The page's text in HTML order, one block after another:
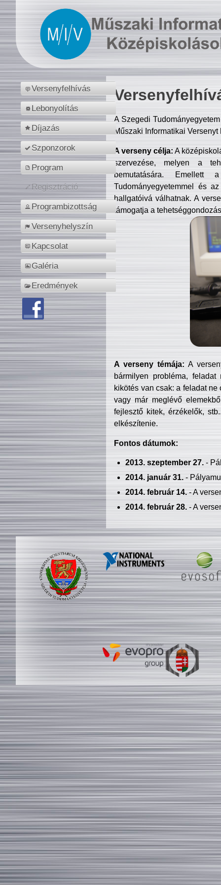
Versenyfelhívás
Lebonyolítás
Díjazás
Szponzorok
Program
Regisztráció
Programbizottság
Versenyhelyszín
Kapcsolat
Galéria
Eredmények
A Szegedi
Műszaki Informatikai
A verseny célja: A
szervezése, melyen a
bemutatására. Emellett
Tudományegyetemmel és
hallgatóivá válhatnak. A
támogatja a
A verseny témája: A
bármilyen probléma, feladat
kikötés van csak: a feladat
vagy már meglévő
fejlesztő kitek, érzékelők,
elkészítenie.
Fontos dátumok:
2013. szeptember 27.-
2014. január 31.-
2014. február 14.- A
2014. február 28.- A